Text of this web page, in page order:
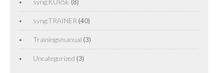
syng:KURSE (8)
syng:TRAINER (40)
Trainingsmanual (3)
Uncategorized (3)